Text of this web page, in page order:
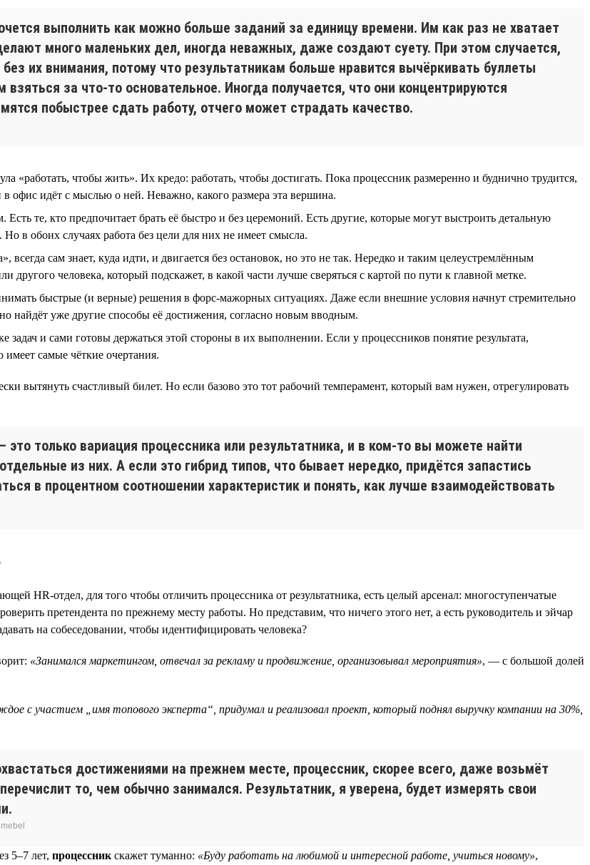
выполнить как можно больше заданий за единицу времени. Им как раз не хватает
много маленьких дел, иногда неважных, даже создают суету. При этом случается,
их внимания, потому что результатникам больше нравится вычёркивать буллеты
за что-то основательное. Иногда получается, что они концентрируются
побыстрее сдать работу, отчего может страдать качество.
чтобы жить». Их кредо: работать, чтобы достигать. Пока процессник размеренно и буднично трудится,
офис идёт с мыслью о ней. Неважно, какого размера эта вершина.
те, кто предпочитает брать её быстро и без церемоний. Есть другие, которые могут выстроить детальную
в обоих случаях работа без цели для них не имеет смысла.
всегда сам знает, куда идти, и двигается без остановок, но это не так. Нередко и таким целеустремлённым
другого человека, который подскажет, в какой части лучше сверяться с картой по пути к главной метке.
быстрые (и верные) решения в форс-мажорных ситуациях. Даже если внешние условия начнут стремительно
найдёт уже другие способы её достижения, согласно новым вводным.
задач и сами готовы держаться этой стороны в их выполнении. Если у процессников понятие результата,
имеет самые чёткие очертания.
вытянуть счастливый билет. Но если базово это тот рабочий темперамент, который вам нужен, отрегулировать
только вариация процессника или результатника, и в ком-то вы можете найти
из них. А если это гибрид типов, что бывает нередко, придётся запастись
в процентном соотношении характеристик и понять, как лучше взаимодействовать
HR-отдел, для того чтобы отличить процессника от результатника, есть целый арсенал: многоступенчатые
претендента по прежнему месту работы. Но представим, что ничего этого нет, а есть руководитель и эйчар
на собеседовании, чтобы идентифицировать человека?
«Занимался маркетингом, отвечал за рекламу и продвижение, организовывал мероприятия», — с большой долей
с участием „имя топового эксперта“, придумал и реализовал проект, который поднял выручку компании на 30%,
достижениями на прежнем месте, процессник, скорее всего, даже возьмёт
то, чем обычно занимался. Результатник, я уверена, будет измерять свои
5–7 лет, процессник скажет туманно: «Буду работать на любимой и интересной работе, учиться новому»,